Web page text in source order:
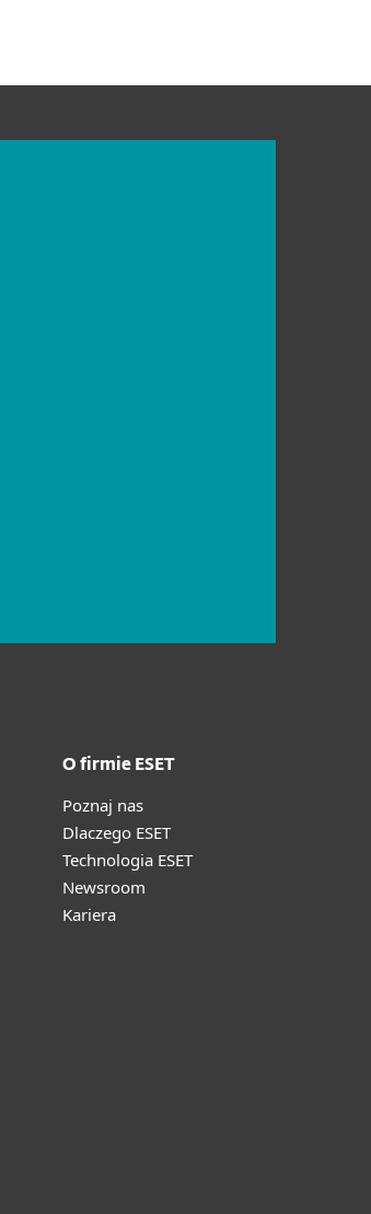
O firmie ESET
Poznaj nas
Dlaczego ESET
Technologia ESET
Newsroom
Kariera